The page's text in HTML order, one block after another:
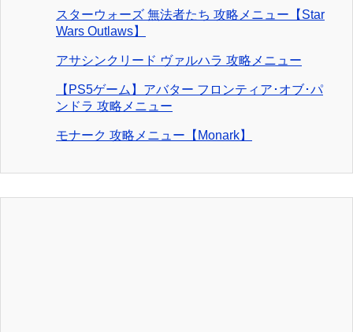
スターウォーズ 無法者たち 攻略メニュー【Star
Wars Outlaws】
アサシンクリード ヴァルハラ 攻略メニュー
【PS5ゲーム】アバター フロンティア･オブ･パ
ンドラ 攻略メニュー
モナーク 攻略メニュー【Monark】